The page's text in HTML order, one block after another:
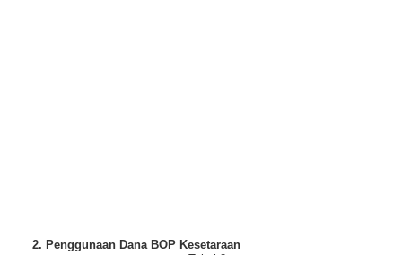
2. Penggunaan Dana BOP Kesetaraan